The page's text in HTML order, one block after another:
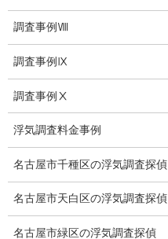
行動調査
法人調査
企業調査
愛知探偵
愛知調査
調査事例Ⅷ
調査事例Ⅸ
調査事例Ⅹ
浮気調査料金事例
名古屋市千種区の浮気調査探偵
名古屋市天白区の浮気調査探偵
名古屋市緑区の浮気調査探偵